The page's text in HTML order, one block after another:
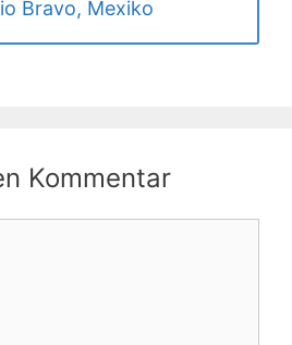
Bravo, Mexiko
Kommentar